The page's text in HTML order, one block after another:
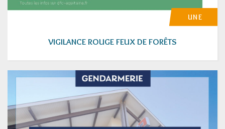
UNE
VIGILANCE ROUGE FEUX DE FORÊTS